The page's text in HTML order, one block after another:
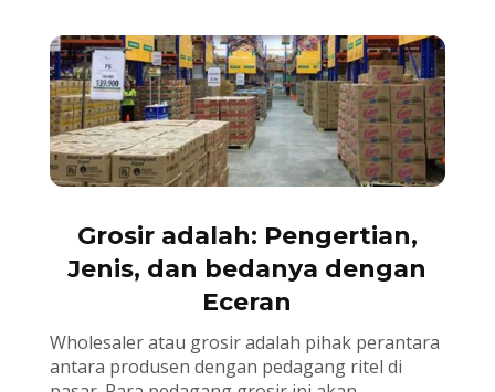
Grosir adalah: Pengertian,
Jenis, dan bedanya dengan
Eceran
Wholesaler atau grosir adalah pihak perantara
antara produsen dengan pedagang ritel di